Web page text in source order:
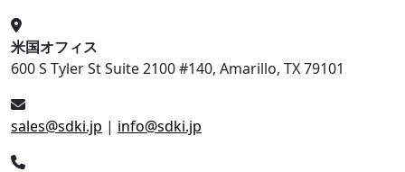
米国オフィス
600 S Tyler St Suite 2100 #140, Amarillo, TX 79101
sales@sdki.jp | info@sdki.jp